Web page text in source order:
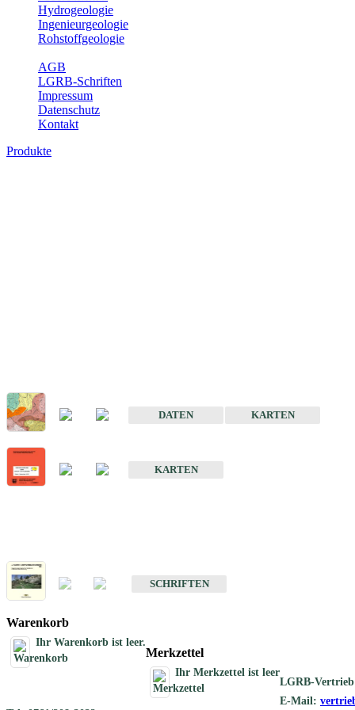
Hydrogeologie
Ingenieurgeologie
Rohstoffgeologie
AGB
LGRB-Schriften
Impressum
Datenschutz
Kontakt
Produkte
DATEN
KARTEN
KARTEN
SCHRIFTEN
Warenkorb
Ihr Warenkorb ist leer.
Merkzettel
Ihr Merkzettel ist leer
LGRB-Vertrieb
E-Mail: